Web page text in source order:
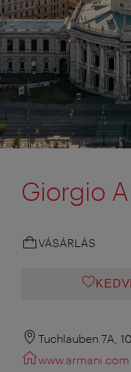
Giorgio
VÁSÁRLÁS
Tuchlauben 7A,
www.armani.com